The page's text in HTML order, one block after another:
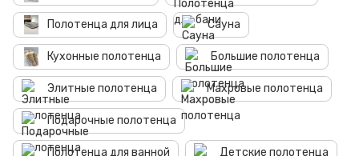
Полотенца для лица Сауна
Кухонные полотенца Большие полотенца
Элитные полотенца Махровые полотенца
Подарочные полотенца
Полотенца для ванной Детские полотенца